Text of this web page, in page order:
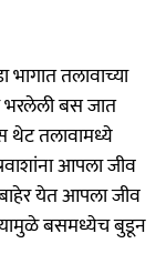
भागात तलावाच्या
भरलेली बस जात
थेट तलावामध्ये
आपला जीव
येत आपला जीव
बसमध्येच बुडून